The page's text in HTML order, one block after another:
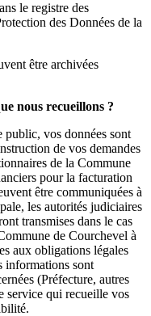
le registre des
des Données de la
être archivées
nous recueillons ?
public, vos données sont
de vos demandes
de la Commune
pour la facturation
être communiquées à
les autorités judiciaires
transmises dans le cas
de Courchevel à
aux obligations légales
informations sont
(Préfecture, autres
service qui recueille vos